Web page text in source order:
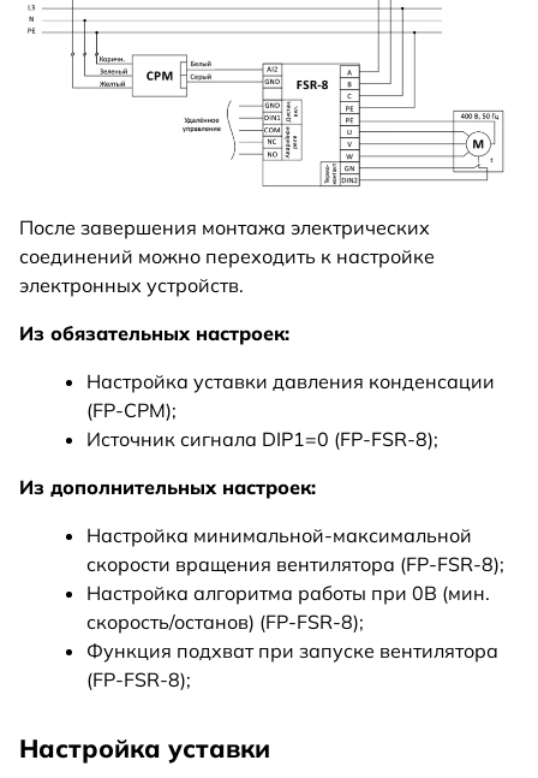
После завершения монтажа электрических
соединений можно переходить к настройке
электронных устройств.
Из обязательных настроек:
Настройка уставки давления конденсации
(FP-CPM);
Источник сигнала DIP1=0 (FP-FSR-8);
Из дополнительных настроек:
Настройка минимальной-максимальной
скорости вращения вентилятора (FP-FSR-8);
Настройка алгоритма работы при 0В (мин.
скорость/останов) (FP-FSR-8);
Функция подхват при запуске вентилятора
(FP-FSR-8);
Настройка уставки